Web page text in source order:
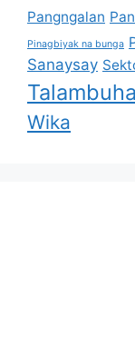
Pangngalan
Pinagbiyak na bunga
Sanaysay
Wika